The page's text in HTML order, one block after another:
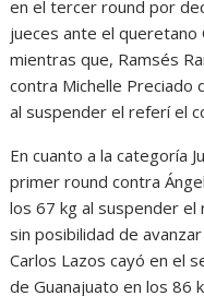
en el tercer round por
jueces ante el queretano
mientras que, Ramsés
contra Michelle Preciado
al suspender el referí el
En cuanto a la categoría
primer round contra
los 67 kg al suspender el
sin posibilidad de
Carlos Lazos cayó en el
de Guanajuato en los 86